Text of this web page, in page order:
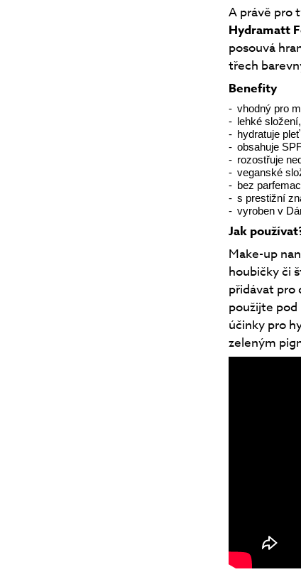
A právě pro
Hydramatt
posouvá
třech
Benefity
vhodný pro
lehké
hydratuje
obsahuje
rozostřuje
veganské
bez
s prestižní
vyroben v
Jak
Make-up
houbičky či
přidávat pro
použijte
účinky pro
zeleným